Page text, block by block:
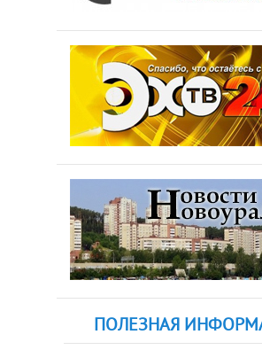
ПОЛЕЗНАЯ